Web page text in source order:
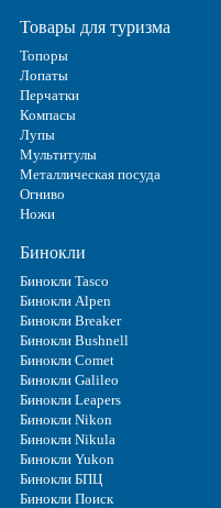
Товары для туризма
Топоры
Лопаты
Перчатки
Компасы
Лупы
Мультитулы
Металлическая посуда
Огниво
Ножи
Бинокли
Бинокли Tasco
Бинокли Alpen
Бинокли Breaker
Бинокли Bushnell
Бинокли Comet
Бинокли Galileo
Бинокли Leapers
Бинокли Nikon
Бинокли Nikula
Бинокли Yukon
Бинокли БПЦ
Бинокли Поиск